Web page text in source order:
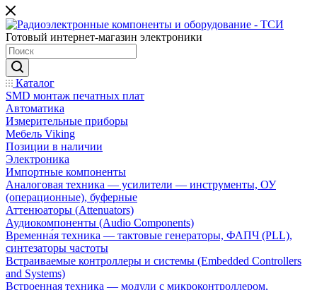
Готовый интернет-магазин электроники
Каталог
SMD монтаж печатных плат
Автоматика
Измерительные приборы
Мебель Viking
Позиции в наличии
Электроника
Импортные компоненты
Аналоговая техника — усилители — инструменты, ОУ
(операционные), буферные
Аттенюаторы (Attenuators)
Аудиокомпоненты (Audio Components)
Временна́я техника — тактовые генераторы, ФАПЧ (PLL),
синтезаторы частоты
Встраиваемые контроллеры и системы (Embedded Controllers
and Systems)
Встроенная техника — модули с микроконтроллером,